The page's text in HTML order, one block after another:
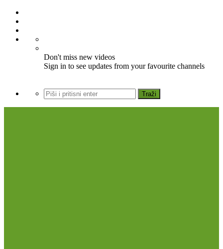
Don't miss new videos
Sign in to see updates from your favourite channels